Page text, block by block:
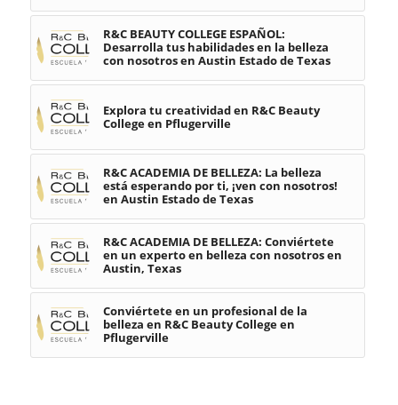
R&C BEAUTY COLLEGE ESPAÑOL:
Desarrolla tus habilidades en la belleza
con nosotros en Austin Estado de Texas
Explora tu creatividad en R&C Beauty
College en Pflugerville
R&C ACADEMIA DE BELLEZA: La belleza
está esperando por ti, ¡ven con nosotros!
en Austin Estado de Texas
R&C ACADEMIA DE BELLEZA: Conviértete
en un experto en belleza con nosotros en
Austin, Texas
Conviértete en un profesional de la
belleza en R&C Beauty College en
Pflugerville